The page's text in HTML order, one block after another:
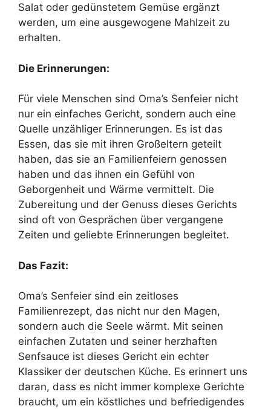
Salat oder gedünstetem Gemüse ergänzt
werden, um eine ausgewogene Mahlzeit zu
erhalten.
Die Erinnerungen:
Für viele Menschen sind Oma’s Senfeier nicht
nur ein einfaches Gericht, sondern auch eine
Quelle unzähliger Erinnerungen. Es ist das
Essen, das sie mit ihren Großeltern geteilt
haben, das sie an Familienfeiern genossen
haben und das ihnen ein Gefühl von
Geborgenheit und Wärme vermittelt. Die
Zubereitung und der Genuss dieses Gerichts
sind oft von Gesprächen über vergangene
Zeiten und geliebte Erinnerungen begleitet.
Das Fazit:
Oma’s Senfeier sind ein zeitloses
Familienrezept, das nicht nur den Magen,
sondern auch die Seele wärmt. Mit seinen
einfachen Zutaten und seiner herzhaften
Senfsauce ist dieses Gericht ein echter
Klassiker der deutschen Küche. Es erinnert uns
daran, dass es nicht immer komplexe Gerichte
braucht, um ein köstliches und befriedigendes